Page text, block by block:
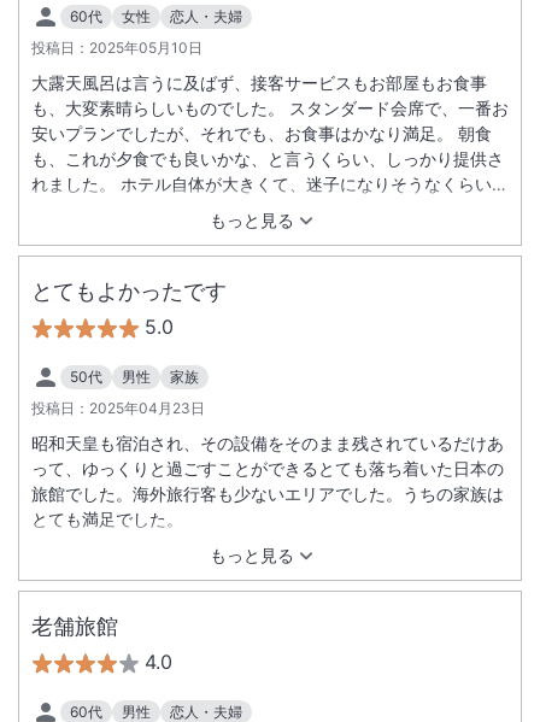
60代 女性
恋人・夫婦
投稿日： 2025年05月10日
もっと見る
大露天風呂は言うに及ばず、接客サービスもお部屋もお食事
も、大変素晴らしいものでした。 スタンダード会席で、一番お
安いプランでしたが、それでも、お食事はかなり満足。 朝食
も、これが夕食でも良いかな、と言うくらい、しっかり提供さ
れました。 ホテル自体が大きくて、迷子になりそうなくらい。
昭和天皇御座所や庭園も素晴らしく、充分満喫できました。
とてもよかったです
5.0
50代 男性
家族
投稿日： 2025年04月23日
もっと見る
昭和天皇も宿泊され、その設備をそのまま残されているだけあ
って、ゆっくりと過ごすことができるとても落ち着いた日本の
旅館でした。海外旅行客も少ないエリアでした。うちの家族は
とても満足でした。
老舗旅館
4.0
60代 男性
恋人・夫婦